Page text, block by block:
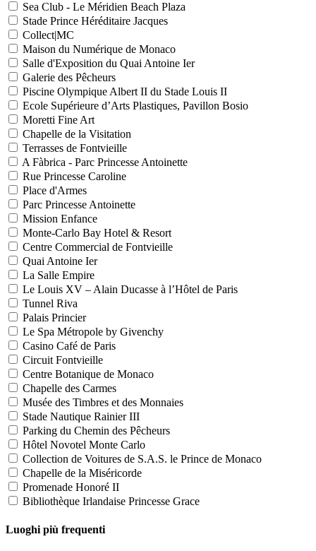
Sea Club - Le Méridien Beach Plaza
Stade Prince Héréditaire Jacques
Collect|MC
Maison du Numérique de Monaco
Salle d'Exposition du Quai Antoine Ier
Galerie des Pêcheurs
Piscine Olympique Albert II du Stade Louis II
Ecole Supérieure d’Arts Plastiques, Pavillon Bosio
Moretti Fine Art
Chapelle de la Visitation
Terrasses de Fontvieille
A Fàbrica - Parc Princesse Antoinette
Rue Princesse Caroline
Place d'Armes
Parc Princesse Antoinette
Mission Enfance
Monte-Carlo Bay Hotel & Resort
Centre Commercial de Fontvieille
Quai Antoine Ier
La Salle Empire
Le Louis XV – Alain Ducasse à l’Hôtel de Paris
Tunnel Riva
Palais Princier
Le Spa Métropole by Givenchy
Casino Café de Paris
Circuit Fontvieille
Centre Botanique de Monaco
Chapelle des Carmes
Musée des Timbres et des Monnaies
Stade Nautique Rainier III
Parking du Chemin des Pêcheurs
Hôtel Novotel Monte Carlo
Collection de Voitures de S.A.S. le Prince de Monaco
Chapelle de la Miséricorde
Promenade Honoré II
Bibliothèque Irlandaise Princesse Grace
Luoghi più frequenti